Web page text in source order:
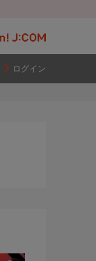
ログイン